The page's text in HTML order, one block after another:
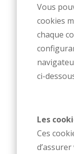
Vous
cookies
chaque
ci-
Les
Ces